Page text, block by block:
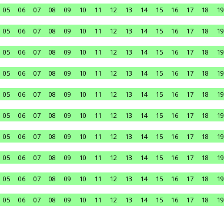
05 06 07 08 09 10 11 12 13 14 15 16 17 18 19
05 06 07 08 09 10 11 12 13 14 15 16 17 18 19
05 06 07 08 09 10 11 12 13 14 15 16 17 18 19
05 06 07 08 09 10 11 12 13 14 15 16 17 18 19
05 06 07 08 09 10 11 12 13 14 15 16 17 18 19
05 06 07 08 09 10 11 12 13 14 15 16 17 18 19
05 06 07 08 09 10 11 12 13 14 15 16 17 18 19
05 06 07 08 09 10 11 12 13 14 15 16 17 18 19
05 06 07 08 09 10 11 12 13 14 15 16 17 18 19
05 06 07 08 09 10 11 12 13 14 15 16 17 18 19